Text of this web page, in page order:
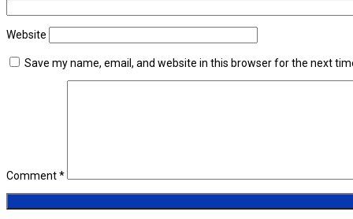
Website
Save my name, email, and website in this browser for the next
Comment*